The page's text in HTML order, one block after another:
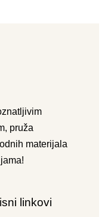
pruža
materijala
linkovi